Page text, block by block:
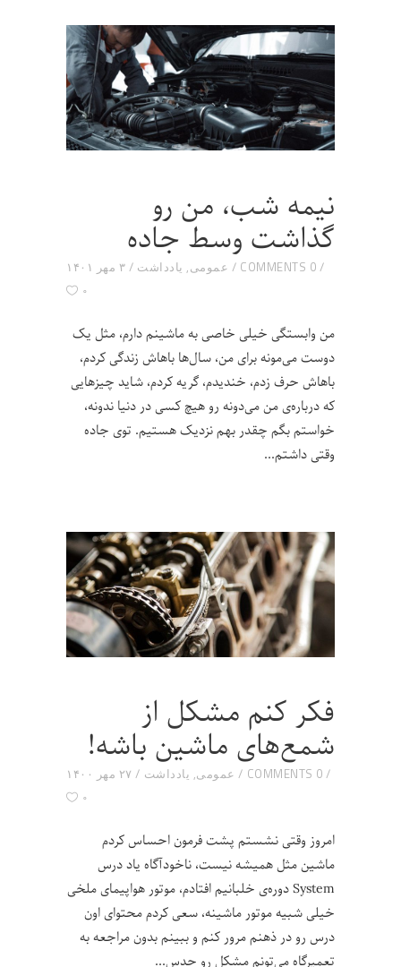
نیمه شب، من رو
گذاشت وسط جاده
۳ مهر ۱۴۰۱ عمومی, یادداشت 0 COMMENTS
۰
من وابستگی خیلی خاصی به ماشینم دارم، مثل یک
دوست می‌مونه برای من، سال‌ها باهاش زندگی کردم،
باهاش حرف زدم، خندیدم، گریه کردم، شاید چیزهایی
که درباره‌ی من می‌دونه رو هیچ کسی در دنیا ندونه،
خواستم بگم چقدر بهم نزدیک هستیم. توی جاده
وقتی داشتم
فکر کنم مشکل از
شمع‌های ماشین باشه!
۲۷ مهر ۱۴۰۰ عمومی, یادداشت 0 COMMENTS
۰
امروز وقتی نشستم پشت فرمون احساس کردم
ماشین مثل همیشه نیست، ناخودآگاه یاد درس‌
System دوره‌ی خلبانیم افتادم، موتور هواپیمای ملخی
خیلی شبیه موتور ماشینه، سعی کردم محتوای اون
درس رو در ذهنم مرور کنم و ببینم بدون مراجعه به
تعمیرگاه می‌تونم مشکل رو حدس